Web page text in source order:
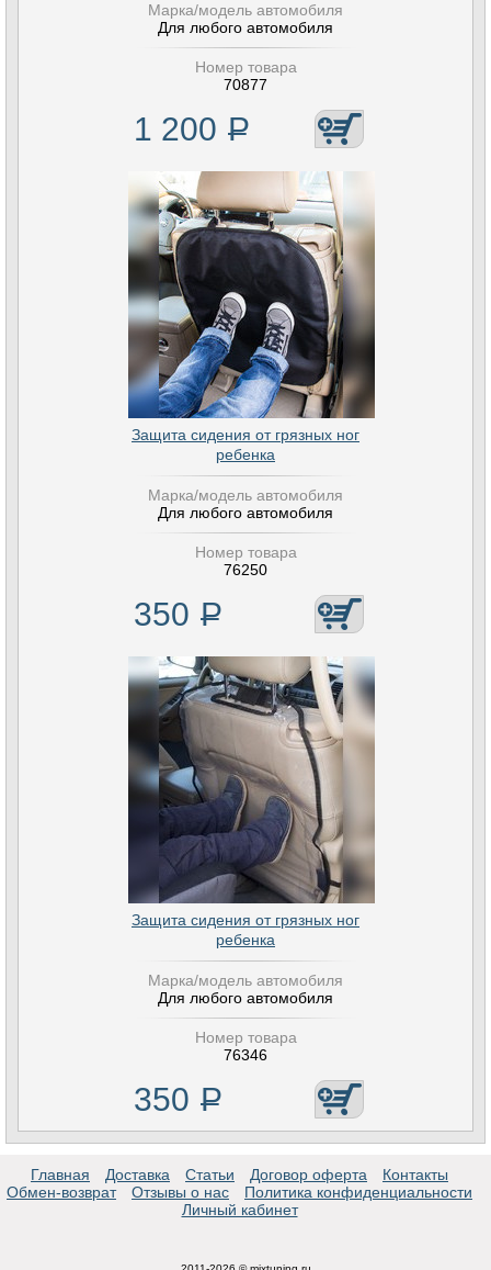
Марка/модель автомобиля
Для любого автомобиля
Номер товара
70877
1 200 Р
Защита сидения от грязных ног
ребенка
Марка/модель автомобиля
Для любого автомобиля
Номер товара
76250
350 Р
Защита сидения от грязных ног
ребенка
Марка/модель автомобиля
Для любого автомобиля
Номер товара
76346
350 Р
Главная Доставка Статьи Договор оферта
Контакты
Обмен-возврат
Отзывы о нас
Политика конфиденциальности
Личный кабинет